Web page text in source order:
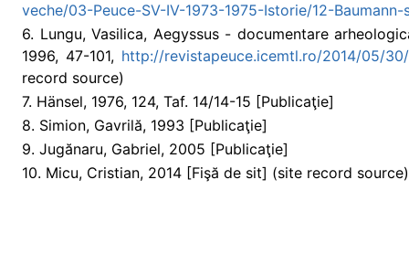
veche/03-Peuce-SV-IV-1973-1975-Istorie/12-
6. Lungu, Vasilica, Aegyssus - documentare
1996, 47-101, http://revistapeuce.icemtl.ro/2014/05/
record source)
7. Hänsel, 1976, 124, Taf. 14/14-15 [Publicaţie]
8. Simion, Gavrilă, 1993 [Publicaţie]
9. Jugănaru, Gabriel, 2005 [Publicaţie]
10. Micu, Cristian, 2014 [Fişă de sit] (site record source)